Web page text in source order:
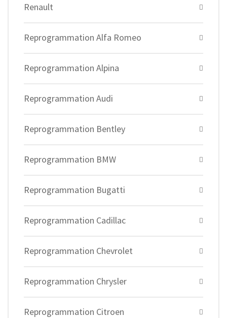
Renault
Reprogrammation Alfa Romeo
Reprogrammation Alpina
Reprogrammation Audi
Reprogrammation Bentley
Reprogrammation BMW
Reprogrammation Bugatti
Reprogrammation Cadillac
Reprogrammation Chevrolet
Reprogrammation Chrysler
Reprogrammation Citroen